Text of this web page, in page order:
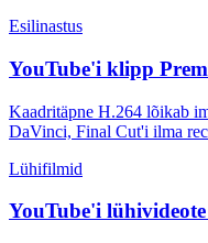
Esilinastus
YouTube'i klipp
Kaadritäpne H.264 lõikab
DaVinci, Final Cut'i ilma
Lühifilmid
YouTube'i